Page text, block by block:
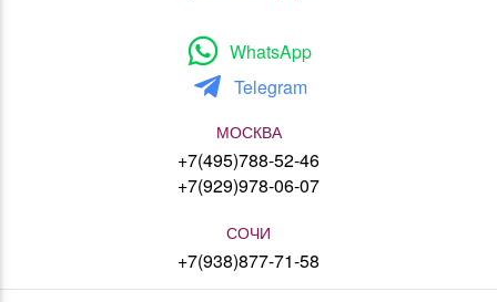
WhatsApp
Telegram
МОСКВА
+7(495)788-52-46
+7(929)978-06-07
СОЧИ
+7(938)877-71-58